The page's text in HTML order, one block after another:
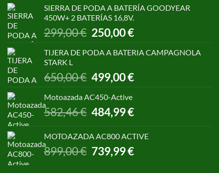
era:
1.055,00 €.
es:
SIERRA DE PODA A BATERÍA GOODYEAR
450W+ 2 BATERÍAS 16,8V.
299,00€ El
precio
original
299,00 €.
250,00€El
actual
250,00 €.
TIJERA DE PODA A BATERIA CAMPAGNOLA
STARK L
650,00€
El
precio
original
650,00 €.
499,00€El
499,00 €.
Motoazada AC450-Active
582,46€
El
precio
era:
582,46 €.
484,99€El
es:
484,99 €.
MOTOAZADA AC800 ACTIVE
899,00€ El
precio
739,99€El